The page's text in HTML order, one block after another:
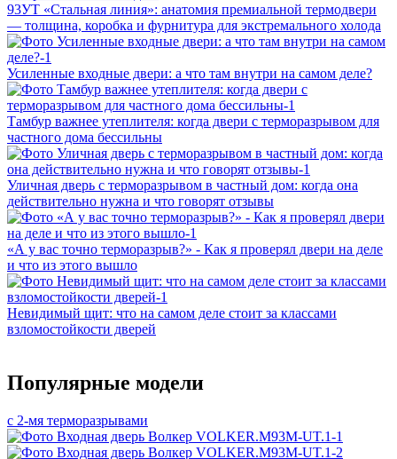
93УТ «Стальная линия»: анатомия премиальной термодвери
— толщина, коробка и фурнитура для экстремального холода
Усиленные входные двери: а что там внутри на самом деле?
Тамбур важнее утеплителя: когда двери с терморазрывом для
частного дома бессильны
Уличная дверь с терморазрывом в частный дом: когда она
действительно нужна и что говорят отзывы
«А у вас точно терморазрыв?» - Как я проверял двери на деле
и что из этого вышло
Невидимый щит: что на самом деле стоит за классами
взломостойкости дверей
Популярные модели
с 2-мя терморазрывами